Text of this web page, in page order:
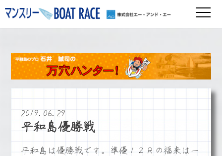
2019.06.29
平和島優勝戦
平和島は優勝戦です。準優１２Ｒの福来は一